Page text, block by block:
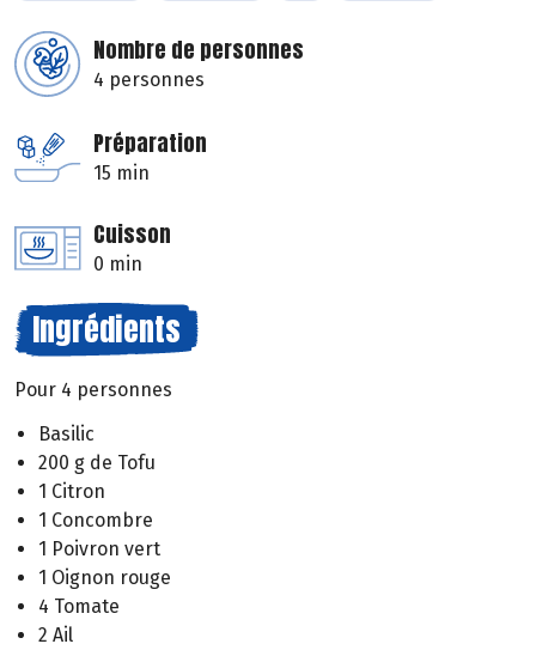
Nombre de personnes
4 personnes
Préparation
15 min
Cuisson
0 min
Ingrédients
Pour 4 personnes
Basilic
200 g de Tofu
1 Citron
1 Concombre
1 Poivron vert
1 Oignon rouge
4 Tomate
2 Ail